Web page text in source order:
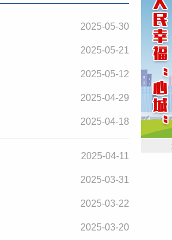
2025-05-30
2025-05-21
2025-05-12
2025-04-29
2025-04-18
2025-04-11
2025-03-31
2025-03-22
2025-03-20